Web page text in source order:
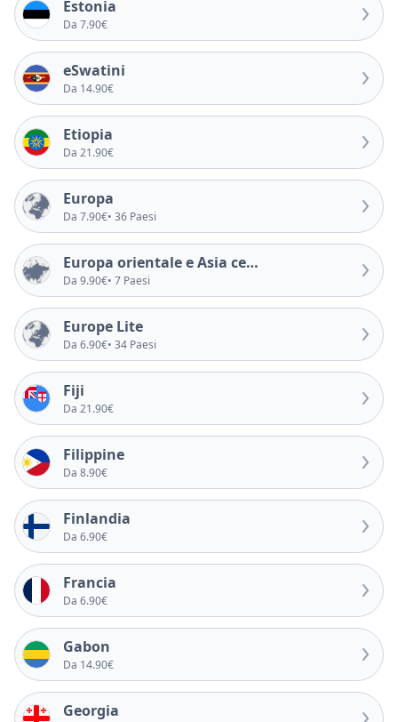
Estonia
Da 7.90€
eSwatini
Da 14.90€
Etiopia
Da 21.90€
Europa
Da 7.90€• 36 Paesi
Europa orientale e Asia centrale
Da 9.90€• 7 Paesi
Europe Lite
Da 6.90€• 34 Paesi
Fiji
Da 21.90€
Filippine
Da 8.90€
Finlandia
Da 6.90€
Francia
Da 6.90€
Gabon
Da 14.90€
Georgia